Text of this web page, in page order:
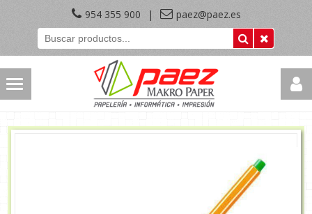
954 355 900 | paez@paez.es